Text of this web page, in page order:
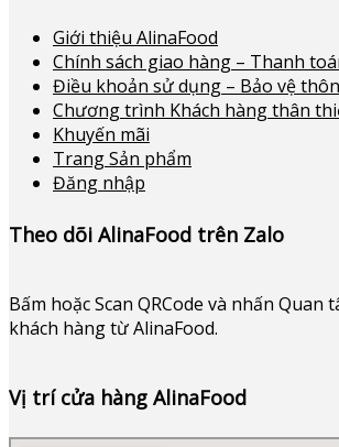
Giới thiệu AlinaFood
Chính sách giao hàng – Thanh
Điều khoản sử dụng – Bảo vệ
Chương trình Khách hàng thân
Khuyến mãi
Trang Sản phẩm
Đăng nhập
Theo dõi AlinaFood trên Zalo
Bấm hoặcScan QRCode và nhấn
khách hàng từ AlinaFood.
Vị trí cửa hàng AlinaFood